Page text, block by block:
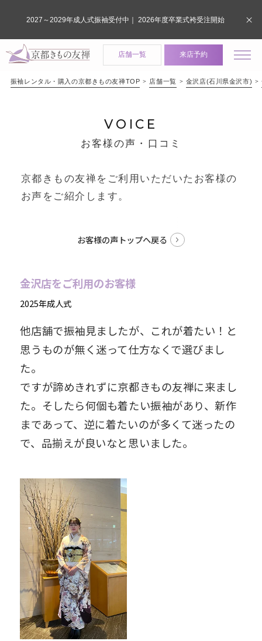
店舗一覧 来店予約
振袖レンタル・購入の京都きもの友禅TOP 店舗一覧 金沢店(石川県金沢市)
VOICE
お客様の声・口コミ
京都きもの友禅をご利用いただいたお客様の
お声をご紹介します。
お客様の声トップへ戻る
金沢店をご利用のお客様
2025年成人式
他店舗で振袖見ましたが、これが着たい！と
思うものが無く迷って仕方なくで選びまし
た。
ですが諦めきれずに京都きもの友禅に来まし
た。そしたら何個も着たい振袖があり、新作
まであって、逆に着たいのが多くて迷ったの
で、品揃えが良いなと思いました。
2027～2029年成人式振袖受付中｜ 2026年度卒業式袴受注開始